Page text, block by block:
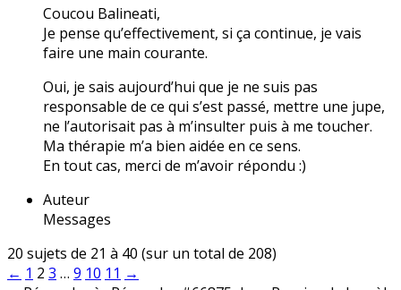
Coucou Balineati,
Je pense qu’effectivement, si ça continue, je vais
faire une main courante.
Oui, je sais aujourd’hui que je ne suis pas
responsable de ce qui s’est passé, mettre une jupe,
ne l’autorisait pas à m’insulter puis à me toucher.
Ma thérapie m’a bien aidée en ce sens.
En tout cas, merci de m’avoir répondu :)
Auteur
Messages
20 sujets de 21 à 40 (sur un total de 208)
← 1 2 3 … 9 10 11 →